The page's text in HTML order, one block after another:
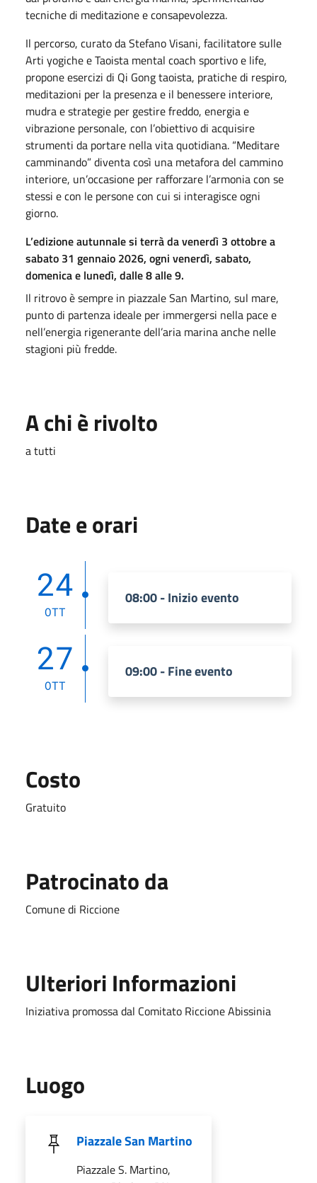
tecniche di meditazione e consapevolezza.
Il percorso, curato da Stefano Visani, facilitatore sulle
Arti yogiche e Taoista mental coach sportivo e life,
propone esercizi di Qi Gong taoista, pratiche di respiro,
meditazioni per la presenza e il benessere interiore,
mudra e strategie per gestire freddo, energia e
vibrazione personale, con l’obiettivo di acquisire
strumenti da portare nella vita quotidiana. “Meditare
camminando” diventa così una metafora del cammino
interiore, un’occasione per rafforzare l’armonia con se
stessi e con le persone con cui si interagisce ogni
giorno.
L’edizione autunnale si terrà da venerdì 3 ottobre a
sabato 31 gennaio 2026, ogni venerdì, sabato,
domenica e lunedì, dalle 8 alle 9.
Il ritrovo è sempre in piazzale San Martino, sul mare,
punto di partenza ideale per immergersi nella pace e
nell’energia rigenerante dell’aria marina anche nelle
stagioni più fredde.
A chi è rivolto
a tutti
Date e orari
24
OTT
08:00 - Inizio evento
27
OTT
09:00 - Fine evento
Costo
Gratuito
Patrocinato da
Comune di Riccione
Ulteriori Informazioni
Iniziativa promossa dal Comitato Riccione Abissinia
Luogo
Piazzale San Martino
Piazzale S. Martino,